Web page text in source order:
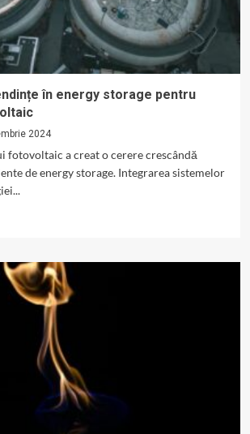
în energy storage pentru
2024
fotovoltaic a creat o cerere crescândă
de energy storage. Integrarea sistemelor